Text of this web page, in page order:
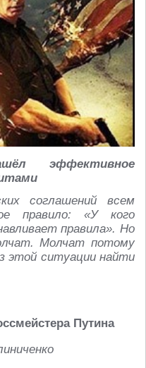
эффективное
соглашений всем
правило: «У кого
правила». Но
Молчат потому
этой ситуации найти
Путина